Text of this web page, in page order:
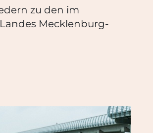
zu den im
Mecklenburg-